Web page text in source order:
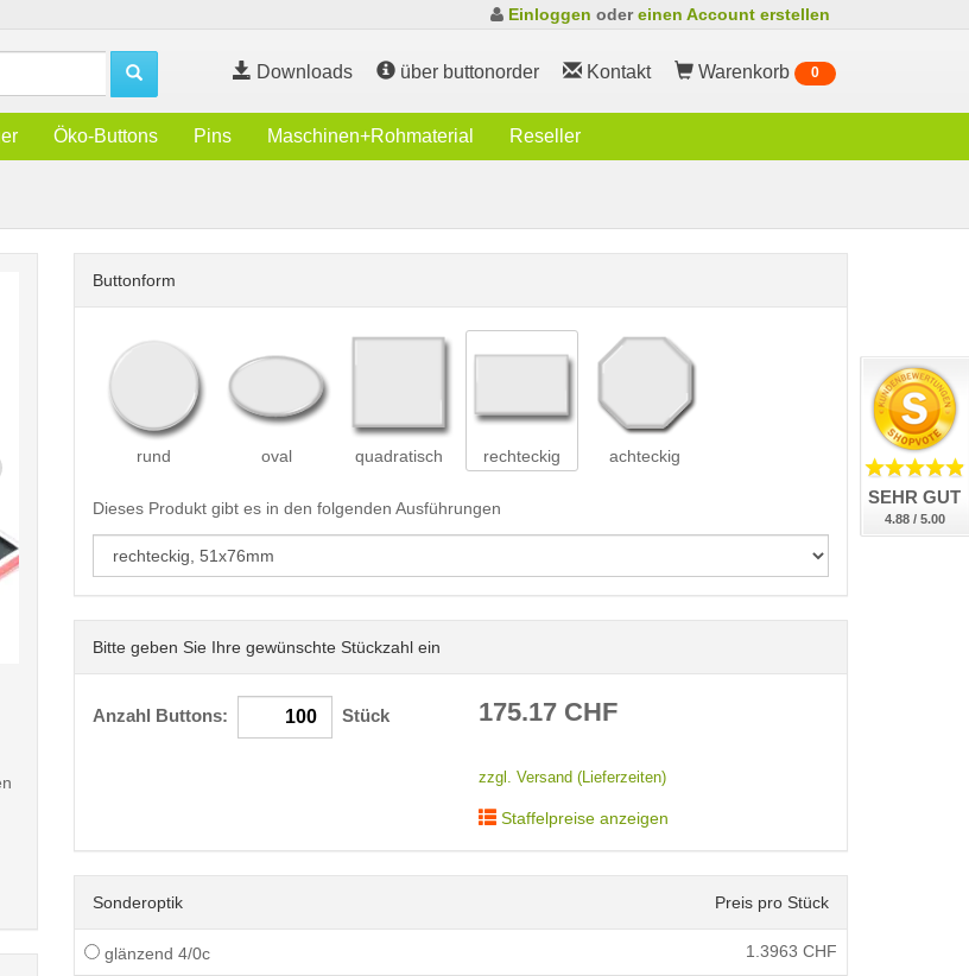
Einloggen odereinen Account erstellen
Downloads über buttonorder Kontakt Warenkorb 0
Öko-Buttons Pins Maschinen+Rohmaterial Reseller
Buttonform
rund oval quadratisch rechteckig achteckig
Dieses Produkt gibt es in den folgenden Ausführungen
Bitte geben Sie Ihre gewünschte Stückzahl ein
Anzahl Buttons: Stück 175.17CHF
zzgl. Versand (Lieferzeiten)
Staffelpreise anzeigen
Sonderoptik Preis pro Stück
glänzend 4/0c 1.3963 CHF
< /picture> < /picture>
SEHR GUT
4.88 / 5.00